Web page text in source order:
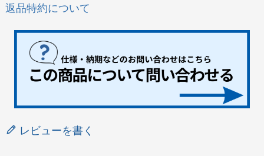
返品特約について
レビューを書く